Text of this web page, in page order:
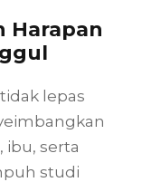
Harapan
lepas
ibu, serta
studi